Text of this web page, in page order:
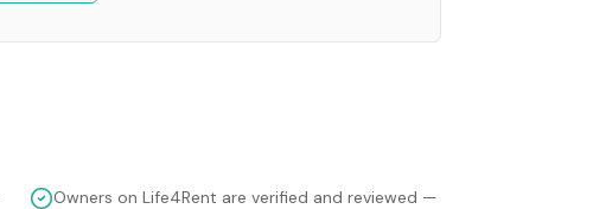
Owners on Life4Rent are verified and reviewed —